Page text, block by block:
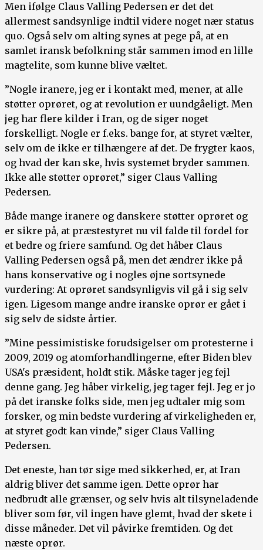
Men ifølge Claus Valling Pedersen er det det
allermest sandsynlige indtil videre noget nær status
quo. Også selv om alting synes at pege på, at en
samlet iransk befolkning står sammen imod en lille
magtelite, som kunne blive væltet.
”Nogle iranere, jeg er i kontakt med, mener, at alle
støtter oprøret, og at revolution er uundgåeligt. Men
jeg har flere kilder i Iran, og de siger noget
forskelligt. Nogle er f.eks. bange for, at styret vælter,
selv om de ikke er tilhængere af det. De frygter kaos,
og hvad der kan ske, hvis systemet bryder sammen.
Ikke alle støtter oprøret,” siger Claus Valling
Pedersen.
Både mange iranere og danskere støtter oprøret og
er sikre på, at præstestyret nu vil falde til fordel for
et bedre og friere samfund. Og det håber Claus
Valling Pedersen også på, men det ændrer ikke på
hans konservative og i nogles øjne sortsynede
vurdering: At oprøret sandsynligvis vil gå i sig selv
igen. Ligesom mange andre iranske oprør er gået i
sig selv de sidste årtier.
”Mine pessimistiske forudsigelser om protesterne i
2009, 2019 og atomforhandlingerne, efter Biden blev
USA's præsident, holdt stik. Måske tager jeg fejl
denne gang. Jeg håber virkelig, jeg tager fejl. Jeg er jo
på det iranske folks side, men jeg udtaler mig som
forsker, og min bedste vurdering af virkeligheden er,
at styret godt kan vinde,” siger Claus Valling
Pedersen.
Det eneste, han tør sige med sikkerhed, er, at Iran
aldrig bliver det samme igen. Dette oprør har
nedbrudt alle grænser, og selv hvis alt tilsyneladende
bliver som før, vil ingen have glemt, hvad der skete i
disse måneder. Det vil påvirke fremtiden. Og det
næste oprør.